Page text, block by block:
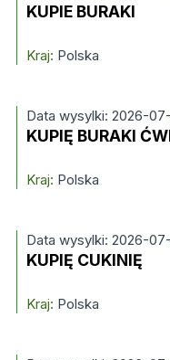
KUPIE BURAKI
Kraj: Polska
Data wysylki: 2026-
KUPIĘ BURAKI
Kraj: Polska
Data wysylki: 2026-
KUPIĘ CUKINIĘ
Kraj: Polska